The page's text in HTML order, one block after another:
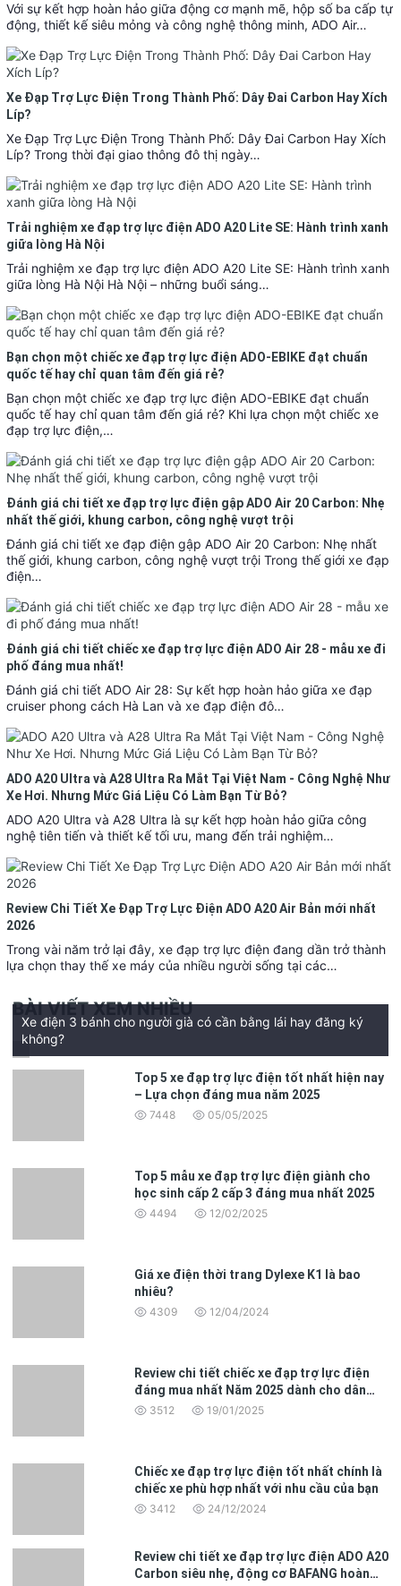
Với sự kết hợp hoàn hảo giữa động cơ mạnh mẽ, hộp số ba cấp tự
động, thiết kế siêu mỏng và công nghệ thông minh, ADO Air…
Xe Đạp Trợ Lực Điện Trong Thành Phố: Dây Đai Carbon Hay Xích
Líp?
Xe Đạp Trợ Lực Điện Trong Thành Phố: Dây Đai Carbon Hay Xích
Líp? Trong thời đại giao thông đô thị ngày…
Trải nghiệm xe đạp trợ lực điện ADO A20 Lite SE: Hành trình xanh
giữa lòng Hà Nội
Trải nghiệm xe đạp trợ lực điện ADO A20 Lite SE: Hành trình xanh
giữa lòng Hà Nội Hà Nội – những buổi sáng…
Bạn chọn một chiếc xe đạp trợ lực điện ADO-EBIKE đạt chuẩn
quốc tế hay chỉ quan tâm đến giá rẻ?
Bạn chọn một chiếc xe đạp trợ lực điện ADO-EBIKE đạt chuẩn
quốc tế hay chỉ quan tâm đến giá rẻ? Khi lựa chọn một chiếc xe
đạp trợ lực điện,…
Đánh giá chi tiết xe đạp trợ lực điện gập ADO Air 20 Carbon: Nhẹ
nhất thế giới, khung carbon, công nghệ vượt trội
Đánh giá chi tiết xe đạp điện gập ADO Air 20 Carbon: Nhẹ nhất
thế giới, khung carbon, công nghệ vượt trội Trong thế giới xe đạp
điện…
Đánh giá chi tiết chiếc xe đạp trợ lực điện ADO Air 28 - mẫu xe đi
phố đáng mua nhất!
Đánh giá chi tiết ADO Air 28: Sự kết hợp hoàn hảo giữa xe đạp
cruiser phong cách Hà Lan và xe đạp điện đô…
ADO A20 Ultra và A28 Ultra Ra Mắt Tại Việt Nam - Công Nghệ Như
Xe Hơi. Nhưng Mức Giá Liệu Có Làm Bạn Từ Bỏ?
ADO A20 Ultra và A28 Ultra là sự kết hợp hoàn hảo giữa công
nghệ tiên tiến và thiết kế tối ưu, mang đến trải nghiệm…
Review Chi Tiết Xe Đạp Trợ Lực Điện ADO A20 Air Bản mới nhất
2026
Trong vài năm trở lại đây, xe đạp trợ lực điện đang dần trở thành
lựa chọn thay thế xe máy của nhiều người sống tại các…
BÀI VIẾT XEM NHIỀU
Xe điện 3 bánh cho người già có cần bằng lái hay đăng ký
không?
Top 5 xe đạp trợ lực điện tốt nhất hiện nay
– Lựa chọn đáng mua năm 2025
7448 05/05/2025
Top 5 mẫu xe đạp trợ lực điện giành cho
học sinh cấp 2 cấp 3 đáng mua nhất 2025
4494 12/02/2025
Giá xe điện thời trang Dylexe K1 là bao
nhiêu?
4309 12/04/2024
Review chi tiết chiếc xe đạp trợ lực điện
đáng mua nhất Năm 2025 dành cho dân
văn phòng
3512 19/01/2025
Chiếc xe đạp trợ lực điện tốt nhất chính là
chiếc xe phù hợp nhất với nhu cầu của bạn
3412 24/12/2024
Review chi tiết xe đạp trợ lực điện ADO A20
Carbon siêu nhẹ, động cơ BAFANG hoàn